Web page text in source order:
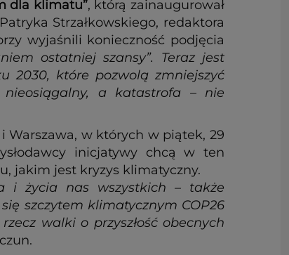
dla klimatu”, którą zainaugurował
Strzałkowskiego, redaktora
wyjaśnili konieczność podjęcia
ostatniej szansy”. Teraz jest
2030, które pozwolą zmniejszyć
a katastrofa – nie
Warszawa, w których w piątek, 29
inicjatywy chcą w ten
jakim jest kryzys klimatyczny.
i życia nas wszystkich – także
szczytem klimatycznym COP26
walki o przyszłość obecnych